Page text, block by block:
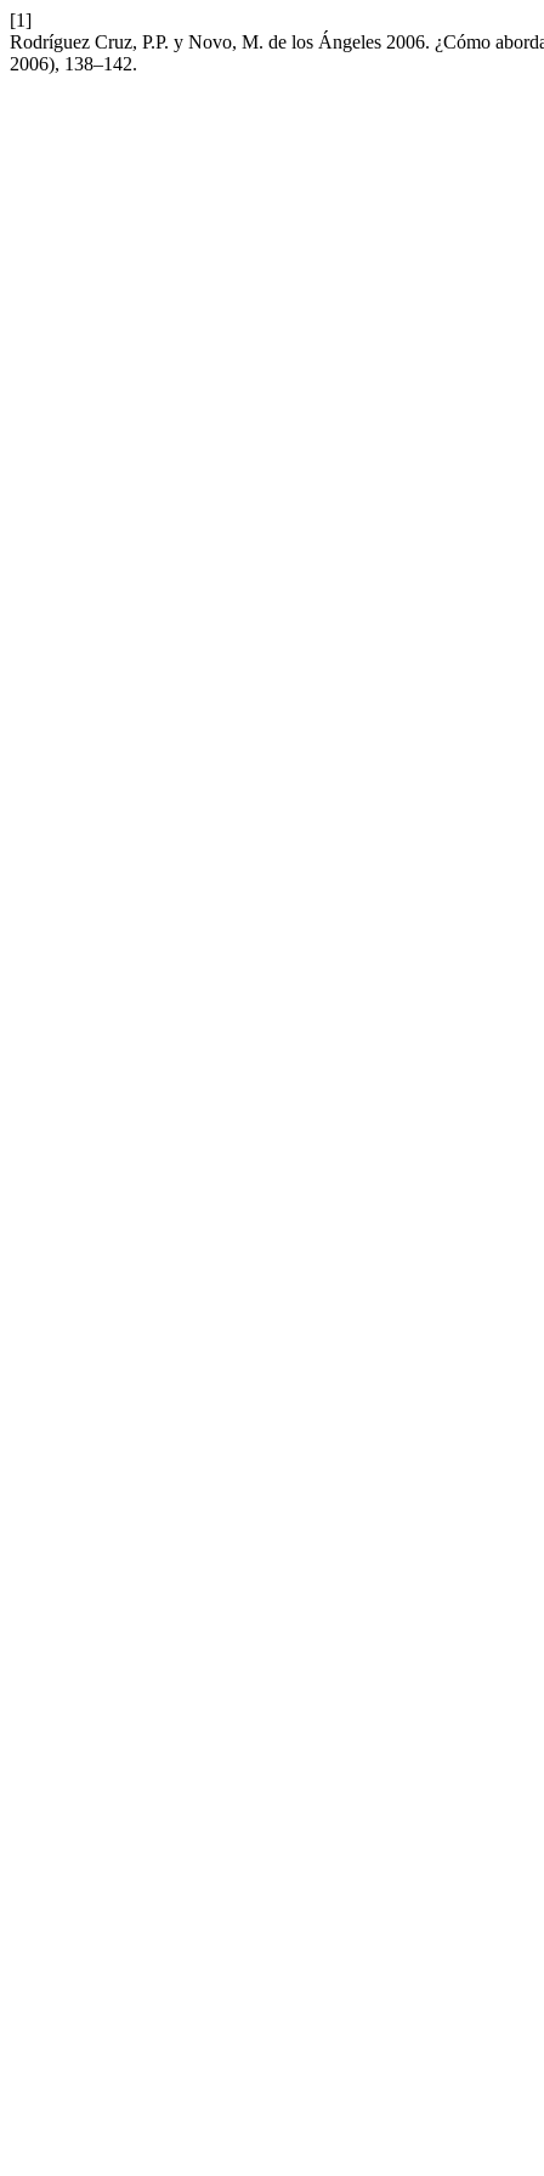
[1]
Rodríguez Cruz, P.P. y Novo, M. de los Ángeles 2006. ¿Cómo
2006), 138–142.